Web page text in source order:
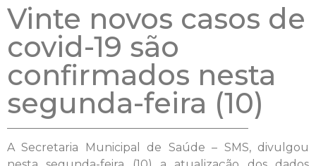
Vinte novos casos de
covid-19 são
confirmados nesta
segunda-feira (10)
A Secretaria Municipal de Saúde – SMS, divulgou